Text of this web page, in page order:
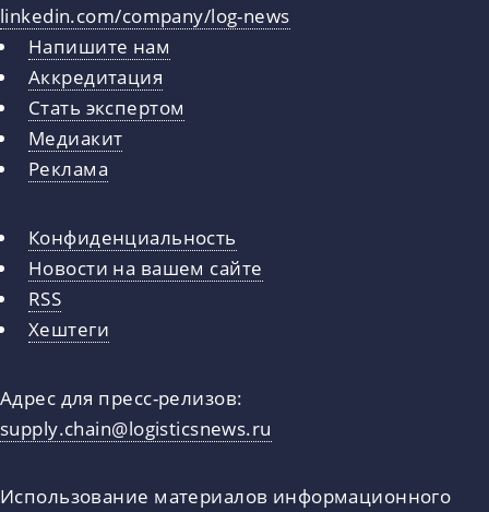
linkedin.com/company/log-news
Напишите нам
Аккредитация
Стать экспертом
Медиакит
Реклама
Конфиденциальность
Новости на вашем сайте
RSS
Хештеги
Адрес для пресс-релизов:
supply.chain@logisticsnews.ru
Использование материалов информационного